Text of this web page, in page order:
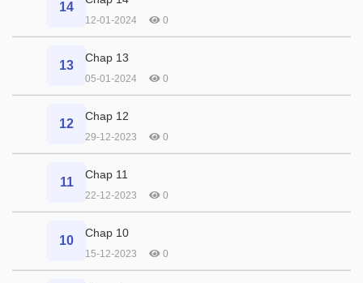
14
12-01-2024 0
13
Chap 13
05-01-2024 0
12
Chap 12
29-12-2023 0
11
Chap 11
22-12-2023 0
10
Chap 10
15-12-2023 0